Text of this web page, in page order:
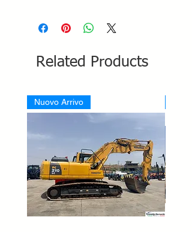
Related Products
Nuovo Arrivo